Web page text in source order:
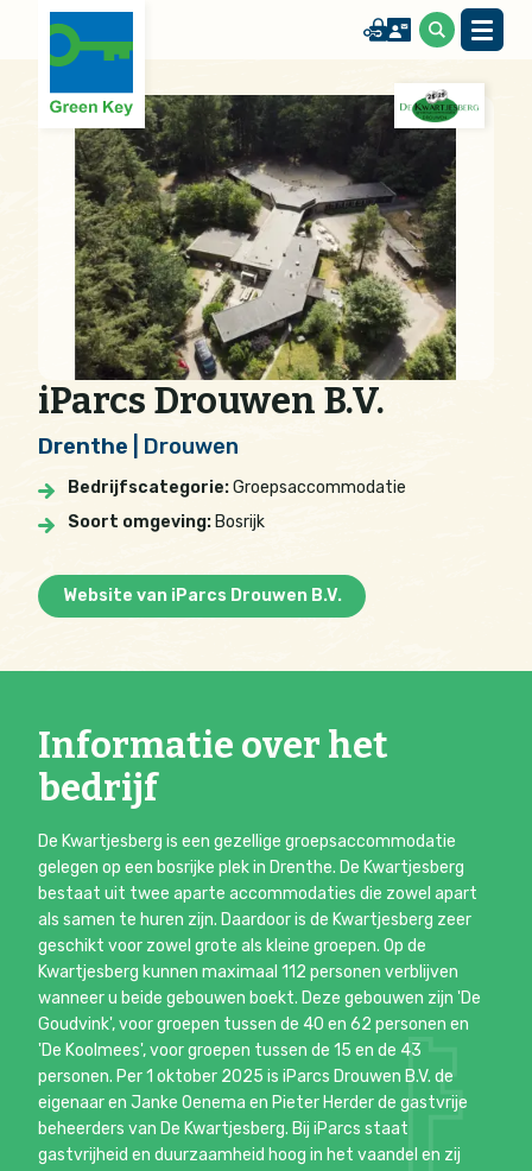
iParcs Drouwen B.V.
Drenthe | Drouwen
Bedrijfscategorie:Groepsaccommodatie
Soort omgeving: Bosrijk
Website van iParcs Drouwen B.V.
Informatie over het
bedrijf
De Kwartjesberg is een gezellige groepsaccommodatie
gelegen op een bosrijke plek in Drenthe. De Kwartjesberg
bestaat uit twee aparte accommodaties die zowel apart
als samen te huren zijn. Daardoor is de Kwartjesberg zeer
geschikt voor zowel grote als kleine groepen. Op de
Kwartjesberg kunnen maximaal 112 personen verblijven
wanneer u beide gebouwen boekt. Deze gebouwen zijn 'De
Goudvink', voor groepen tussen de 40 en 62 personen en
'De Koolmees', voor groepen tussen de 15 en de 43
personen. Per 1 oktober 2025 is iParcs Drouwen B.V. de
eigenaar en Janke Oenema en Pieter Herder de gastvrije
beheerders van De Kwartjesberg. Bij iParcs staat
gastvrijheid en duurzaamheid hoog in het vaandel en zij